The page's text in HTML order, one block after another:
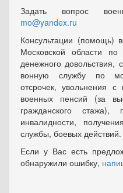
Задать вопрос
mo@yandex.ru
Консультации (помощь)
Московской области
денежного довольствия,
вонную службу по
отсрочек, увольнения
военных пенсий (за
гражданского
инвалидности,
службы, боевых действий.
Если у Вас есть
обнаружили ошибку,